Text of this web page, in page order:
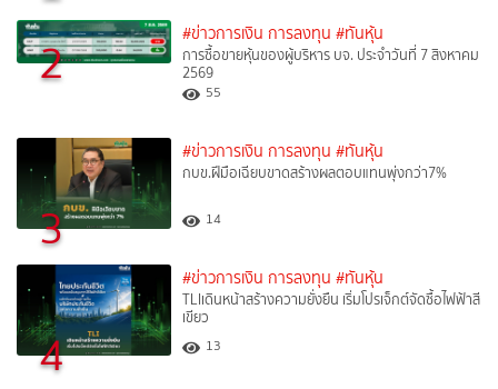
2 #ข่าวการเงิน การลงทุน #ทันหุ้น
การซื้อขายหุ้นของผู้บริหาร บจ. ประจำวันที่ 7 สิงหาคม
2569
55
3
#ข่าวการเงิน การลงทุน #ทันหุ้น
กบข.ฝีมือเฉียบขาดสร้างผลตอบแทนพุ่งกว่า7%
14
4
#ข่าวการเงิน การลงทุน #ทันหุ้น
TLIเดินหน้าสร้างความยั่งยืน เริ่มโปรเจ็กต์จัดซื้อไฟฟ้าสี
เขียว
13